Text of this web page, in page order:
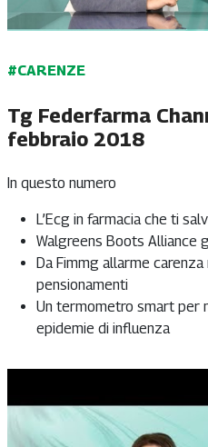
#CARENZE
Tg Federfarma
febbraio 2018
In questo numero
L’Ecg in farmacia che ti
Walgreens Boots Alliance
Da Fimmg allarme
pensionamenti
Un termometro smart per
epidemie di influenza